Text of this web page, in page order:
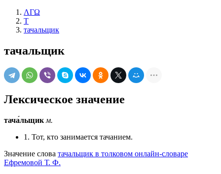
ΛΓΩ
Т
тачальщик
тачальщик
Лексическое значение
тача́льщик м.
1. Тот, кто занимается тачанием.
Значение слова тачальщик в толковом онлайн-словаре
Ефремовой Т. Ф.